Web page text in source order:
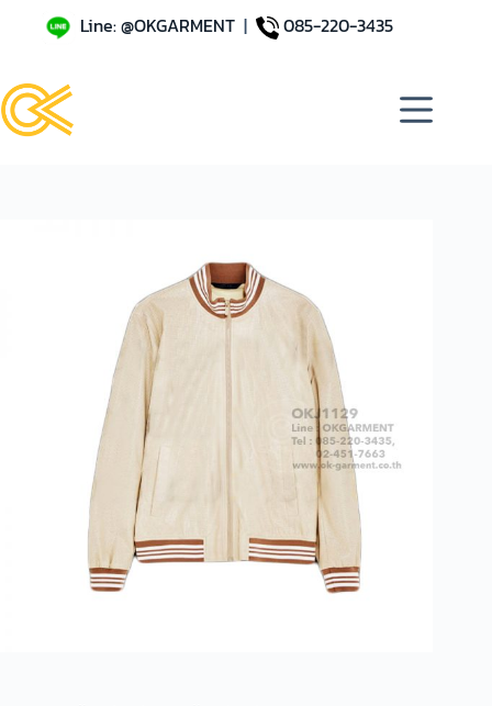
Line: @OKGARMENT| 085-220-3435